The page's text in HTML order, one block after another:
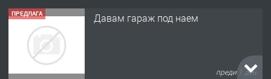
ПРЕДЛАГА Давам гараж под наем
преди 1 ден